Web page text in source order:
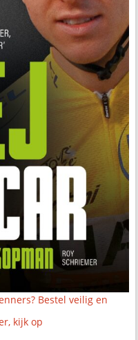
Bestel veilig en
kijk op